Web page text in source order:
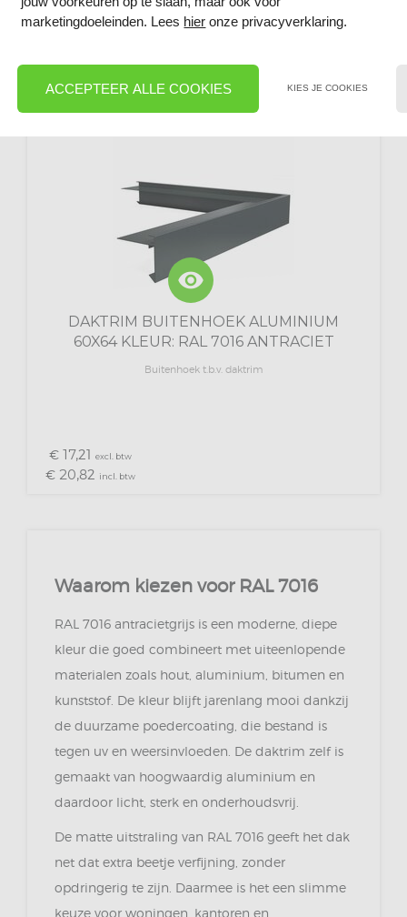
€17,21 excl. btw
€20,82 incl. btw
visibility
DAKTRIM BUITENHOEK ALUMINIUM
60X64 KLEUR: RAL 7016 ANTRACIET
Buitenhoek t.b.v. daktrim
€ 17,21 excl. btw
€ 20,82 incl. btw
Waarom kiezen voor RAL 7016
RAL 7016 antracietgrijs is een moderne, diepe
kleur die goed combineert met uiteenlopende
materialen zoals hout, aluminium, bitumen en
kunststof. De kleur blijft jarenlang mooi dankzij
de duurzame poedercoating, die bestand is
tegen uv en weersinvloeden. De daktrim zelf is
gemaakt van hoogwaardig aluminium en
daardoor licht, sterk en onderhoudsvrij.
De matte uitstraling van RAL 7016 geeft het dak
net dat extra beetje verfijning, zonder
opdringerig te zijn. Daarmee is het een slimme
keuze voor woningen, kantoren en
marketingdoeleinden. Lees hier onze privacyverklaring.
ACCEPTEER ALLE COOKIES KIES JE COOKIES